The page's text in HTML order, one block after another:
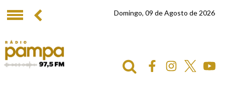
Domingo, 09 de Agosto de 2026